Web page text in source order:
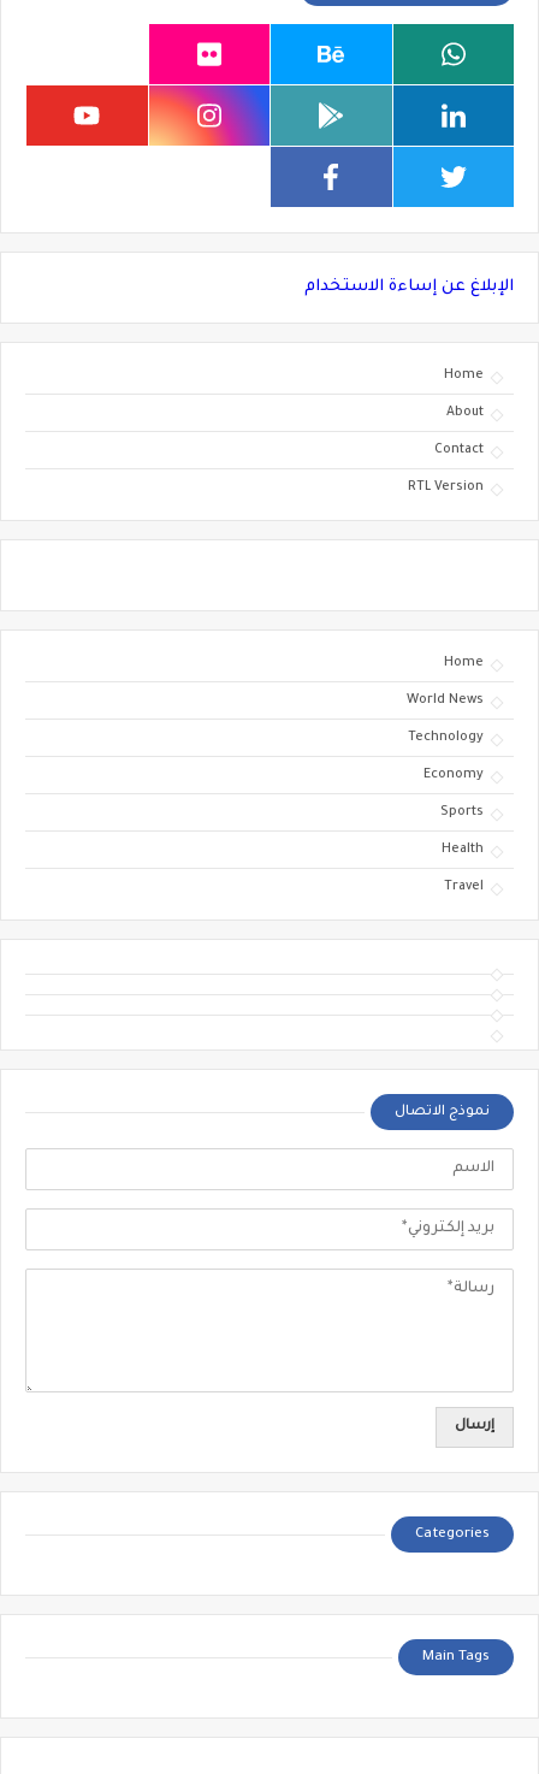
الإبلاغ عن إساءة الاستخدام
Home
About
Contact
RTL Version
Home
World News
Technology
Economy
Sports
Health
Travel
نموذج الاتصال
Categories
Main Tags